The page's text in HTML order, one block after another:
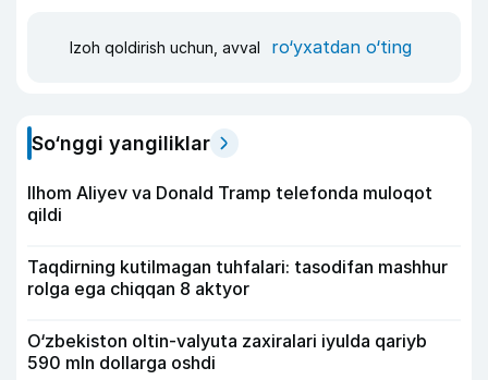
Izoh qoldirish uchun, avval ro‘yxatdan o‘ting
So‘nggi yangiliklar
Ilhom Aliyev va Donald Tramp telefonda muloqot
qildi
Taqdirning kutilmagan tuhfalari: tasodifan mashhur
rolga ega chiqqan 8 aktyor
O‘zbekiston oltin-valyuta zaxiralari iyulda qariyb
590 mln dollarga oshdi